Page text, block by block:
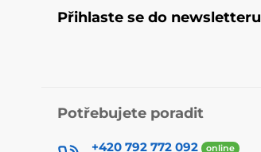
Přihlaste se do newsletteru
Potřebujete poradit
+420 792 772 092 online